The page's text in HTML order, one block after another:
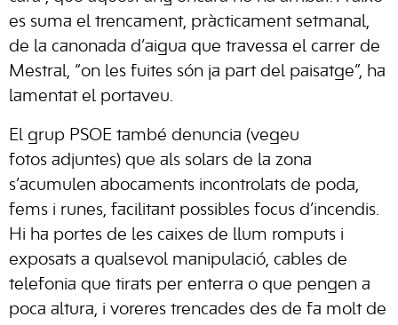
es suma el trencament, pràcticament setmanal,
de la canonada d’aigua que travessa el carrer de
Mestral, “on les fuites són ja part del paisatge”, ha
lamentat el portaveu.
El grup PSOE també denuncia (vegeu
fotos adjuntes) que als solars de la zona
s’acumulen abocaments incontrolats de poda,
fems i runes, facilitant possibles focus d’incendis.
Hi ha portes de les caixes de llum romputs i
exposats a qualsevol manipulació, cables de
telefonia que tirats per enterra o que pengen a
poca altura, i voreres trencades des de fa molt de